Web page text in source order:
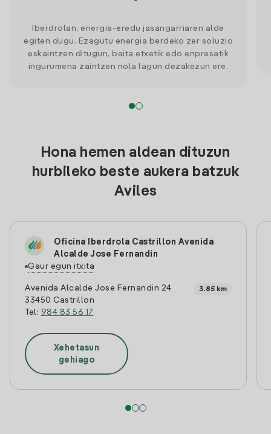
Iberdrolan, energia-eredu jasangarriaren alde
egiten dugu. Ezagutu energia berdeko zer soluzio
eskaintzen ditugun, baita etxetik edo enpresatik
ingurumena zaintzen nola lagun dezakezun ere.
Hona hemen aldean dituzun
hurbileko beste aukera batzuk
Aviles
Oficina Iberdrola Castrillon Avenida
Alcalde Jose Fernandin
Gaur egun itxita
Avenida Alcalde Jose Fernandin 24
33450 Castrillon
Tel: 984 83 56 17
3.85 km
Xehetasun
gehiago